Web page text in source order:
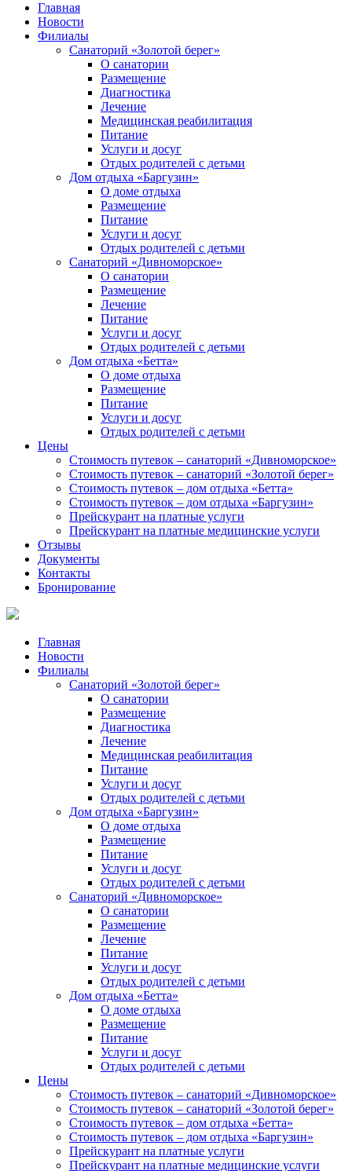
Главная
Новости
Филиалы
Санаторий «Золотой берег»
О санатории
Размещение
Диагностика
Лечение
Медицинская реабилитация
Питание
Услуги и досуг
Отдых родителей с детьми
Дом отдыха «Баргузин»
О доме отдыха
Размещение
Питание
Услуги и досуг
Отдых родителей с детьми
Санаторий «Дивноморское»
О санатории
Размещение
Лечение
Питание
Услуги и досуг
Отдых родителей с детьми
Дом отдыха «Бетта»
О доме отдыха
Размещение
Питание
Услуги и досуг
Отдых родителей с детьми
Цены
Стоимость путевок – санаторий «Дивноморское»
Стоимость путевок – санаторий «Золотой берег»
Стоимость путевок – дом отдыха «Бетта»
Стоимость путевок – дом отдыха «Баргузин»
Прейскурант на платные услуги
Прейскурант на платные медицинские услуги
Отзывы
Документы
Контакты
Бронирование
Главная
Новости
Филиалы
Санаторий «Золотой берег»
О санатории
Размещение
Диагностика
Лечение
Медицинская реабилитация
Питание
Услуги и досуг
Отдых родителей с детьми
Дом отдыха «Баргузин»
О доме отдыха
Размещение
Питание
Услуги и досуг
Отдых родителей с детьми
Санаторий «Дивноморское»
О санатории
Размещение
Лечение
Питание
Услуги и досуг
Отдых родителей с детьми
Дом отдыха «Бетта»
О доме отдыха
Размещение
Питание
Услуги и досуг
Отдых родителей с детьми
Цены
Стоимость путевок – санаторий «Дивноморское»
Стоимость путевок – санаторий «Золотой берег»
Стоимость путевок – дом отдыха «Бетта»
Стоимость путевок – дом отдыха «Баргузин»
Прейскурант на платные услуги
Прейскурант на платные медицинские услуги